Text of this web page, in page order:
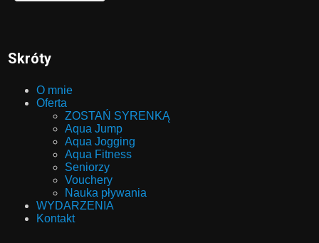
Skróty
O mnie
Oferta
ZOSTAŃ SYRENKĄ
Aqua Jump
Aqua Jogging
Aqua Fitness
Seniorzy
Vouchery
Nauka pływania
WYDARZENIA
Kontakt